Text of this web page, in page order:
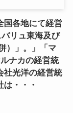
国各地にて経営
リュ東海及び
）」。」「マ
ナカの経営統
社光洋の経営統
・・・